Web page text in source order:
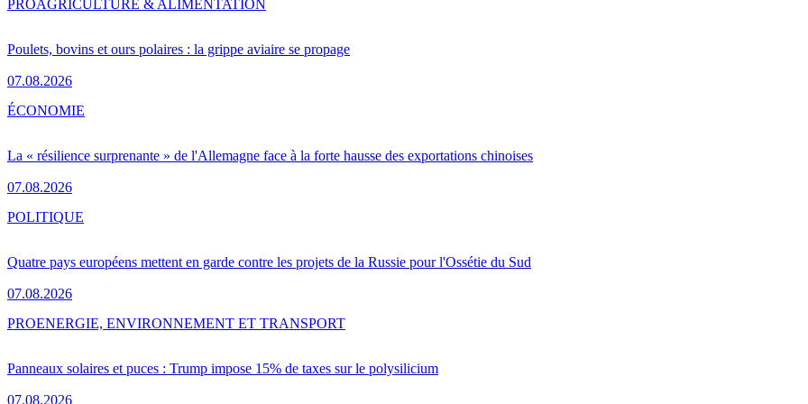
Poulets, bovins et ours polaires : la grippe aviaire se propage
07.08.2026
PROAGRICULTURE & ALIMENTATION
La « résilience surprenante » de l'Allemagne face à la forte hausse des exportations chinoises
07.08.2026
ÉCONOMIE
Quatre pays européens mettent en garde contre les projets de la Russie pour l'Ossétie du Sud
07.08.2026
POLITIQUE
Panneaux solaires et puces : Trump impose 15% de taxes sur le polysilicium
07.08.2026
PROENERGIE, ENVIRONNEMENT ET TRANSPORT